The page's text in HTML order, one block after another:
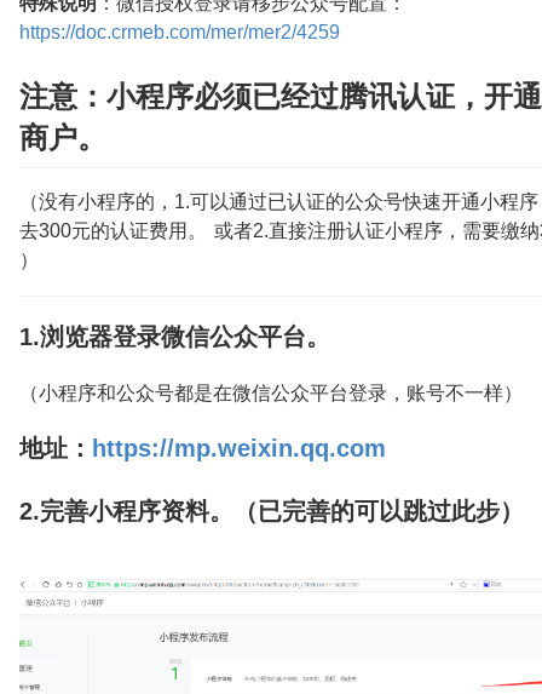
https://doc.crmeb.com/mer/mer2/4259
注意：小程序必须已经过腾讯认证，开
商户。
（没有小程序的，1.可以通过已认证的公众号快速开通小程
去300元的认证费用。 或者2.直接注册认证小程序，需要缴
）
1.浏览器登录微信公众平台。
（小程序和公众号都是在微信公众平台登录，账号不一样）
地址： https://mp.weixin.qq.com
2.完善小程序资料。（已完善的可以跳过此步）